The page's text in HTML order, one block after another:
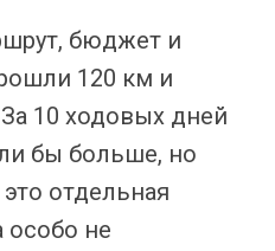
бюджет и
120 км и
10 ходовых дней
бы больше, но
отдельная
особо не